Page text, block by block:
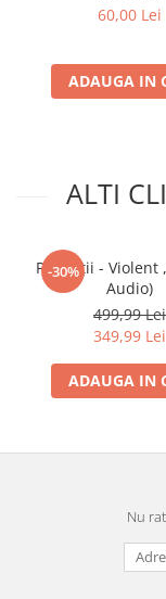
60,00 Lei
ADAUGA IN
ALTI
-30%
Paraziții - Violent
Audio)
499,99 Lei
349,99 Lei
ADAUGA IN
Nu